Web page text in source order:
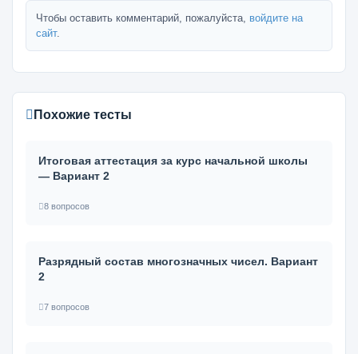
Чтобы оставить комментарий, пожалуйста, войдите на
сайт.
Похожие тесты
Итоговая аттестация за курс начальной школы
— Вариант 2
8 вопросов
Разрядный состав многозначных чисел. Вариант
2
7 вопросов